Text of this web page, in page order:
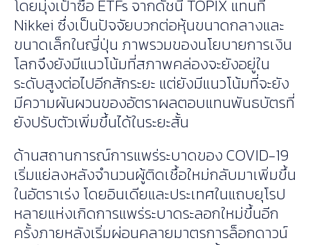
โดยมุ่งเป้าซื้อ ETFs จากดัชนี TOPIX แทนที่
Nikkei ซึ่งเป็นปัจจัยบวกต่อหุ้นขนาดกลางและ
ขนาดเล็กในญี่ปุ่น ภาพรวมของนโยบายการเงิน
โลกจึงยังมีแนวโน้มที่สภาพคล่องจะยังอยู่ใน
ระดับสูงต่อไปอีกสักระยะ แต่ยังมีแนวโน้มที่จะยัง
มีความผันผวนของอัตราผลตอบแทนพันธบัตรที่
ยังปรับตัวเพิ่มขึ้นได้ในระยะสั้น
ด้านสถานการณ์การแพร่ระบาดของ COVID-19
เริ่มแย่ลงหลังจำนวนผู้ติดเชื้อใหม่กลับมาเพิ่มขึ้น
ในอัตราเร่ง โดยอินเดียและประเทศในแถบยุโรป
หลายแห่งเกิดการแพร่ระบาดระลอกใหม่ขึ้นอีก
ครั้งภายหลังเริ่มผ่อนคลายมาตรการล็อกดาวน์